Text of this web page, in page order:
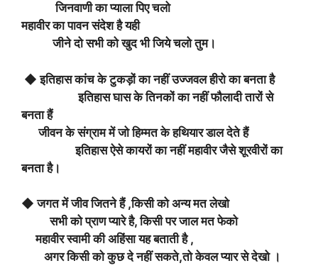
जिनवाणी का प्याला पिए चलो
महावीर का पावन संदेश है यही
जीने दो सभी को खुद भी जिये चलो तुम।
◆ इतिहास कांच के टुकड़ों का नहीं उज्जवल हीरो का बनता है
इतिहास घास के तिनकों का नहीं फौलादी तारों से
बनता हैं
जीवन के संग्राम में जो हिम्मत के हथियार डाल देते हैं
इतिहास ऐसे कायरों का नहीं महावीर जैसे शूरवीरों का
बनता है।
◆ जगत में जीव जितने हैं ,किसी को अन्य मत लेखो
सभी को प्राण प्यारे है, किसी पर जाल मत फेको
महावीर स्वामी की अहिंसा यह बताती है ,
अगर किसी को कुछ दे नहीं सकते,तो केवल प्यार से देखो ।